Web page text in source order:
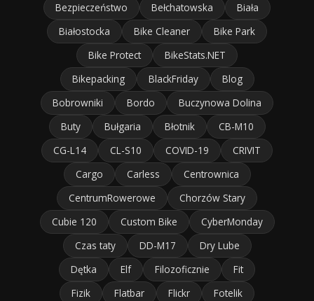
Bezpieczeństwo
Bełchatowska
Biała
Białostocka
Bike Cleaner
Bike Park
Bike Protect
BikeStats.NET
Bikepacking
BlackFriday
Blog
Bobrowniki
Bordo
Buczynowa Dolina
Buty
Bułgaria Błotnik
CB-M10
CG-L14
CL-S10 COVID-19
CRIVIT
Cargo
Carless
Centrownica
CentrumRowerowe
Chorzów Stary
Cubie 120
Custom Bike
CyberMonday
Czas taty
DD-M17
Dry Lube
Dętka
Elf Filozoficznie
Fit
Fizik
Flatbar Flickr
Fotelik